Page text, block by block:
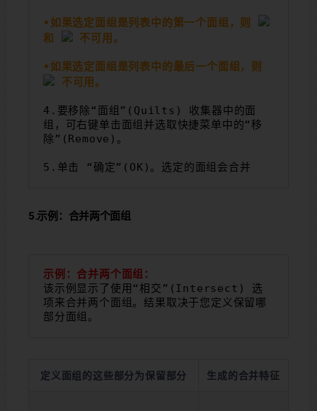
•如果选定面组是列表中的第一个面组，则
和
不可用。
不可用。
4.要移除“面组”(Quilts) 收集器中的面
组，可右键单击面组并选取快捷菜单中的“移
除”(Remove)。
5.单击 “确定”(OK)。选定的面组会合并
5.示例：合并两个面组
示例：合并两个面组：
该示例显示了使用“相交”(Intersect) 选
项来合并两个面组。结果取决于您定义保留哪
部分面组。
定义面组的这些部分为保留部分 生成的合并特征